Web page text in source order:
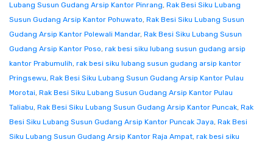
Lubang Susun Gudang Arsip Kantor Pinrang, Rak Besi Siku Lubang
Susun Gudang Arsip Kantor Pohuwato, Rak Besi Siku Lubang Susun
Gudang Arsip Kantor Polewali Mandar, Rak Besi Siku Lubang Susun
Gudang Arsip Kantor Poso, rak besi siku lubang susun gudang arsip
kantor Prabumulih, rak besi siku lubang susun gudang arsip kantor
Pringsewu, Rak Besi Siku Lubang Susun Gudang Arsip Kantor Pulau
Morotai, Rak Besi Siku Lubang Susun Gudang Arsip Kantor Pulau
Taliabu, Rak Besi Siku Lubang Susun Gudang Arsip Kantor Puncak, Rak
Besi Siku Lubang Susun Gudang Arsip Kantor Puncak Jaya, Rak Besi
Siku Lubang Susun Gudang Arsip Kantor Raja Ampat, rak besi siku